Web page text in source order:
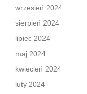
wrzesień 2024
sierpień 2024
lipiec 2024
maj 2024
kwiecień 2024
luty 2024